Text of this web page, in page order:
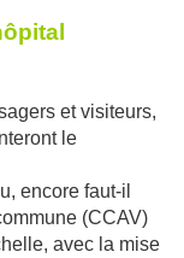
et visiteurs,
le
encore faut-il
(CCAV)
avec la mise